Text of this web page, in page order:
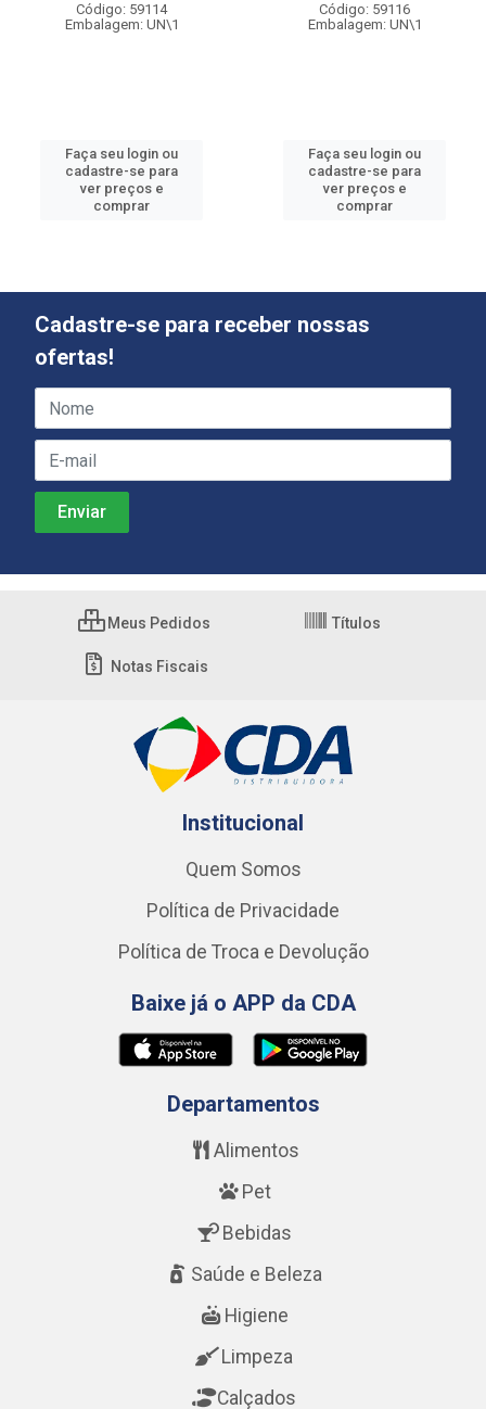
Código: 59114
Embalagem: UN\1
Faça seu login ou
cadastre-se para
ver preços e
comprar
Código: 59116
Embalagem: UN\1
Faça seu login ou
cadastre-se para
ver preços e
comprar
Cadastre-se para receber nossas
ofertas!
Meus Pedidos Títulos
Notas Fiscais
Institucional
Quem Somos
Política de Privacidade
Política de Troca e Devolução
Baixe já o APP da CDA
Departamentos
Alimentos
Pet
Bebidas
Saúde e Beleza
Higiene
Limpeza
Calçados